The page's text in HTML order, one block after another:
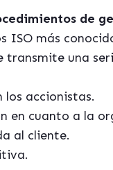
de
ISO más
transmite una
los accionistas.
en cuanto a la
al cliente.